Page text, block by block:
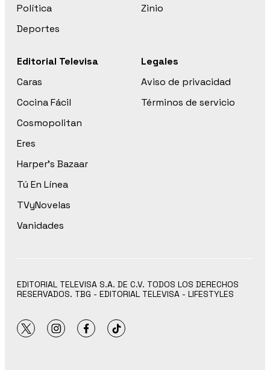
Política
Deportes
Zinio
Editorial Televisa
Caras
Cocina Fácil
Cosmopolitan
Eres
Harper’s Bazaar
Tú En Línea
TVyNovelas
Vanidades
Legales
Aviso de privacidad
Términos de servicio
EDITORIAL TELEVISA S.A. DE C.V. TODOS LOS DERECHOS
RESERVADOS. TBG - EDITORIAL TELEVISA - LIFESTYLES
twitterinstagram
facebooktiktok